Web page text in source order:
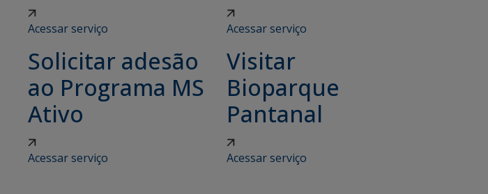
Acessar serviço Acessar serviço
Solicitar adesão
ao Programa MS
Ativo
Acessar serviço
Visitar
Bioparque
Pantanal
Acessar serviço